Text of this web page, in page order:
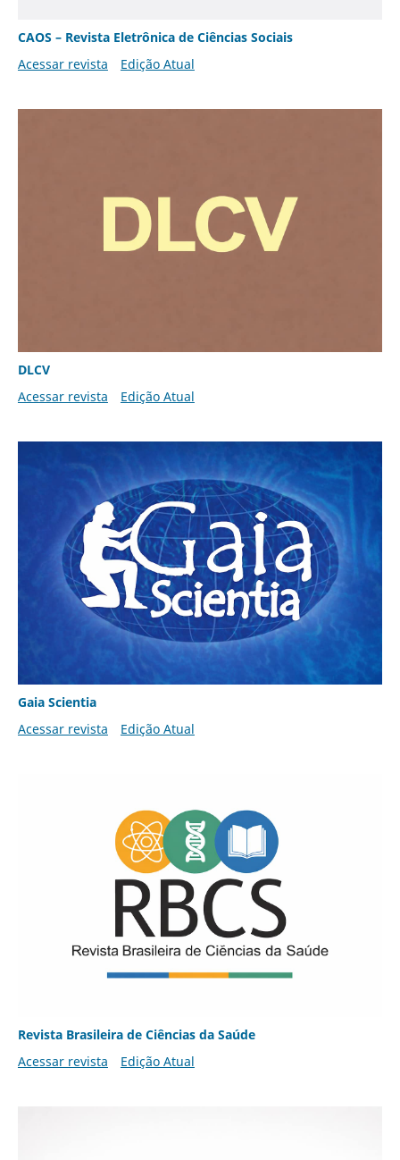
CAOS – Revista Eletrônica de Ciências Sociais
Acessar revista
Edição Atual
DLCV
Acessar revista
Edição Atual
Gaia Scientia
Acessar revista
Edição Atual
Revista Brasileira de Ciências da Saúde
Acessar revista
Edição Atual